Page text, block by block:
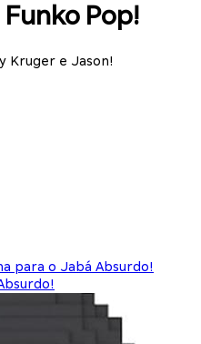
Pop!
Kruger e Jason!
para o Jabá Absurdo!